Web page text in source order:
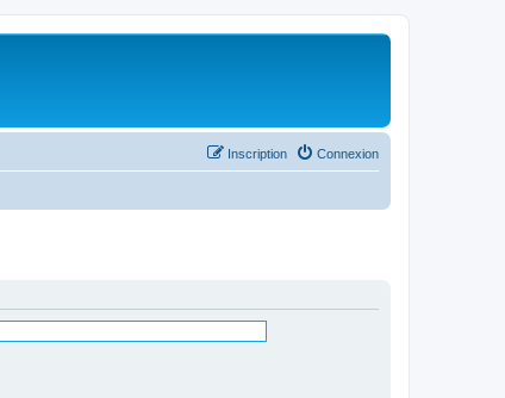
Connexion
Inscription